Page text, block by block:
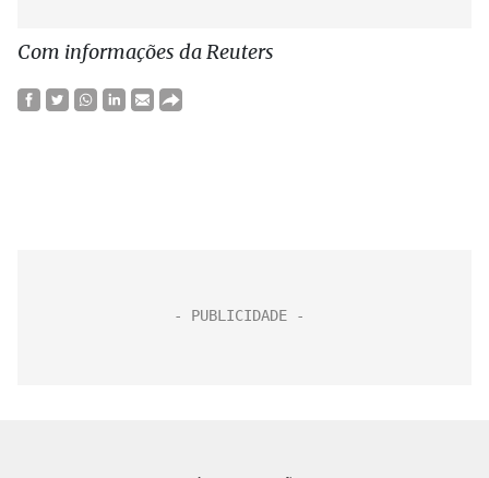
Com informações da Reuters